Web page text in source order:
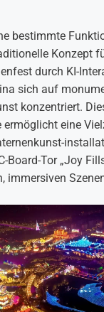
bestimmte
Konzept
durch KI-
sich auf
konzentriert.
eine
Board-Tor „Joy
immersiven